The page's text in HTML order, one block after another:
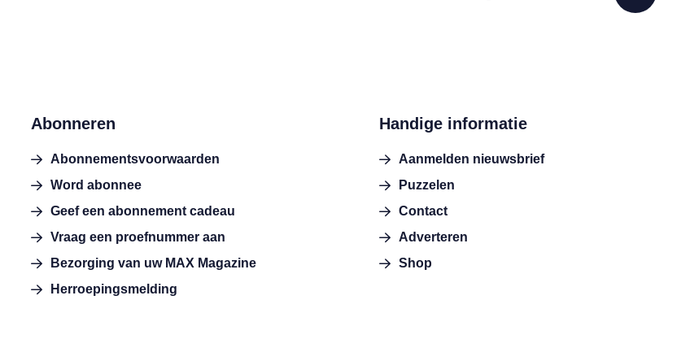
Abonneren
Abonnementsvoorwaarden
Word abonnee
Geef een abonnement cadeau
Vraag een proefnummer aan
Bezorging van uw MAX Magazine
Herroepingsmelding
Handige informatie
Aanmelden nieuwsbrief
Puzzelen
Contact
Adverteren
Shop